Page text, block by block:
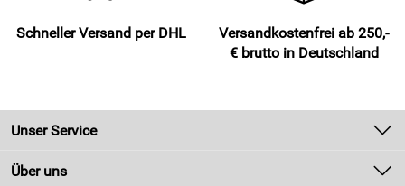
Schneller Versand per DHL
Versandkostenfrei ab 250,-
€ brutto in Deutschland
Unser Service
Kontakt
Über uns